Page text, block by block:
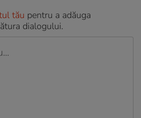
tău pentru a adăuga
dialogului.